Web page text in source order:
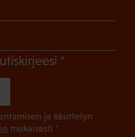
(Pakollinen)
ja käsittelyn
mukaisesti *